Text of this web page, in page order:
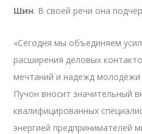
Шин. В своей речи она
«Сегодня мы объединяем
расширения деловых
мечтаний и надежд молодёжи
Пучон вносит значительный
квалифицированных
энергией предпринимателей